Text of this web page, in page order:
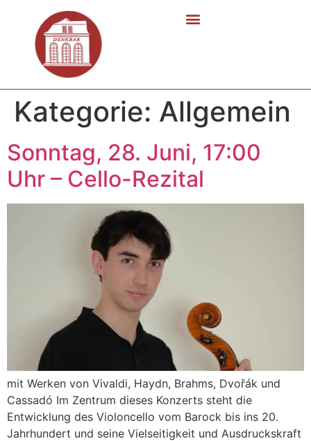
Kategorie: Allgemein
Sonntag, 28. Juni, 17:00
Uhr – Cello-Rezital
mit Werken von Vivaldi, Haydn, Brahms, Dvořák und
Cassadó Im Zentrum dieses Konzerts steht die
Entwicklung des Violoncello vom Barock bis ins 20.
Jahrhundert und seine Vielseitigkeit und Ausdruckskraft